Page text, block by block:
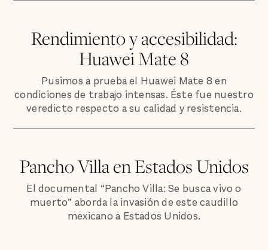
Rendimiento y accesibilidad:
Huawei Mate 8
Pusimos a prueba el Huawei Mate 8 en
condiciones de trabajo intensas. Éste fue nuestro
veredicto respecto a su calidad y resistencia.
Pancho Villa en Estados Unidos
El documental “Pancho Villa: Se busca vivo o
muerto” aborda la invasión de este caudillo
mexicano a Estados Unidos.